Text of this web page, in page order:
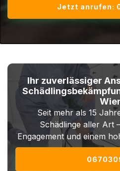
Jetzt anrufen:
Ihr zuverlässiger
Seit mehr als 15
Schädlinge aller Art
Engagement und einem